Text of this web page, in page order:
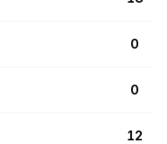
0
0
12